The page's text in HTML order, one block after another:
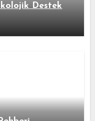
Destek